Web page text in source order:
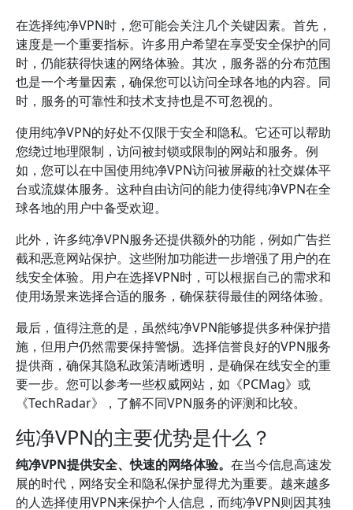
在选择纯净VPN时，您可能会关注几个关键因素。首先，
速度是一个重要指标。许多用户希望在享受安全保护的同
时，仍能获得快速的网络体验。其次，服务器的分布范围
也是一个考量因素，确保您可以访问全球各地的内容。同
时，服务的可靠性和技术支持也是不可忽视的。
使用纯净VPN的好处不仅限于安全和隐私。它还可以帮助
您绕过地理限制，访问被封锁或限制的网站和服务。例
如，您可以在中国使用纯净VPN访问被屏蔽的社交媒体平
台或流媒体服务。这种自由访问的能力使得纯净VPN在全
球各地的用户中备受欢迎。
此外，许多纯净VPN服务还提供额外的功能，例如广告拦
截和恶意网站保护。这些附加功能进一步增强了用户的在
线安全体验。用户在选择VPN时，可以根据自己的需求和
使用场景来选择合适的服务，确保获得最佳的网络体验。
最后，值得注意的是，虽然纯净VPN能够提供多种保护措
施，但用户仍然需要保持警惕。选择信誉良好的VPN服务
提供商，确保其隐私政策清晰透明，是确保在线安全的重
要一步。您可以参考一些权威网站，如《PCMag》或
《TechRadar》，了解不同VPN服务的评测和比较。
纯净VPN的主要优势是什么？
纯净VPN提供安全、快速的网络体验。 在当今信息高速发
展的时代，网络安全和隐私保护显得尤为重要。越来越多
的人选择使用VPN来保护个人信息，而纯净VPN则因其独